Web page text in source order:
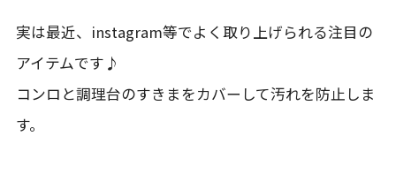
実は最近、instagram等でよく取り上げられる注目の
アイテムです♪
コンロと調理台のすきまをカバーして汚れを防止しま
す。